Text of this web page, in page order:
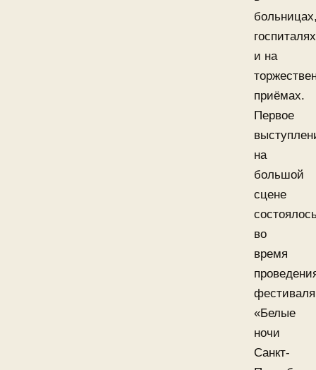
госпиталях
и на
приёмах.
Первое
на
большой
сцене
во
время
фестиваля
«Белые
ночи
Санкт-